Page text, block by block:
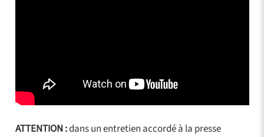
ATTENTION :dans un entretien accordé à la presse